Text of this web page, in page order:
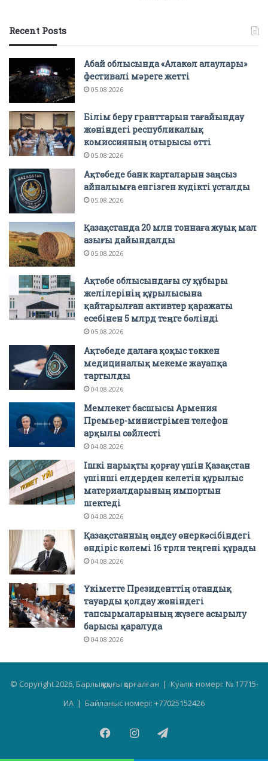
Recent Posts
Абай облысында «Алакөл алаулары»
фестивалі мәреге жетті
05.08.2026
Білім беру гранттарын тағайындау
жөніндегі республикалық
комиссияның отырысы өтті
05.08.2026
Ақтөбеде банк карталарын заңсыз
айналымға енгізген күдікті ұсталды
05.08.2026
Қазақстанда 20 млн тоннаға жуық мал
азығы дайындалды
05.08.2026
Ақтөбе облысындағы су құбыры
желілерінің құрылысына
қайтарылған активтер қаражаты
есебінен 5 млрд теңге бөлінді
05.08.2026
Ақтөбеде далаға қоқыс төккен
медициналық мекеме жауапқа
тартылды
04.08.2026
Мемлекет басшысы Армения
Премьер-министрімен телефон
арқылы сөйлесті
04.08.2026
Ішкі нарықты қорғау үшін Қазақстан
үшінші елдерден келетін құрылыс
материалдарының импортын
шектеді
04.08.2026
Қазақстанның өңдеу өнеркәсібіндегі
өндіріс көлемі 16 трлн теңгені құрады
04.08.2026
Үкіметте Президенттің отандық
тауарды қолдау жөніндегі
тапсырмаларының жүзеге асырылу
барысы қаралуда
04.08.2026
© Copyright 2026, Барлық құқығы қорғалған | Куәлік номері: № 17715-
ИА | Байланыс номері: +77025152426
FacebookInstagramTelegram